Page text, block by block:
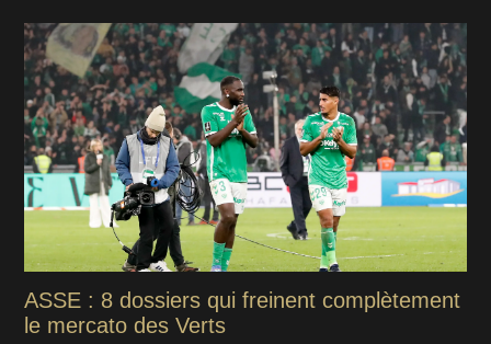
ASSE : 8 dossiers qui freinent complètement
le mercato des Verts